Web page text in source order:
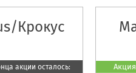
Крокус
акции осталось:
Акция